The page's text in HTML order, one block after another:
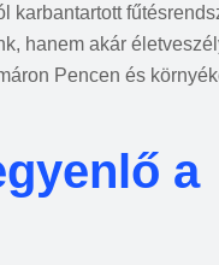
hanem akár
Pencen és
a